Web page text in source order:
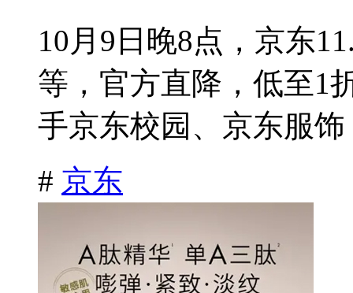
10月9日晚8点，京东
等，官方直降，低至1
手京东校园、京东服饰
# 京东